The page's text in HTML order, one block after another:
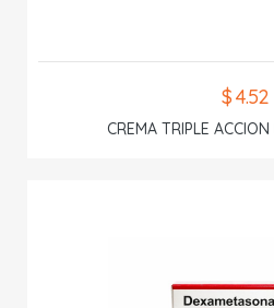
$ 4.52
CREMA TRIPLE